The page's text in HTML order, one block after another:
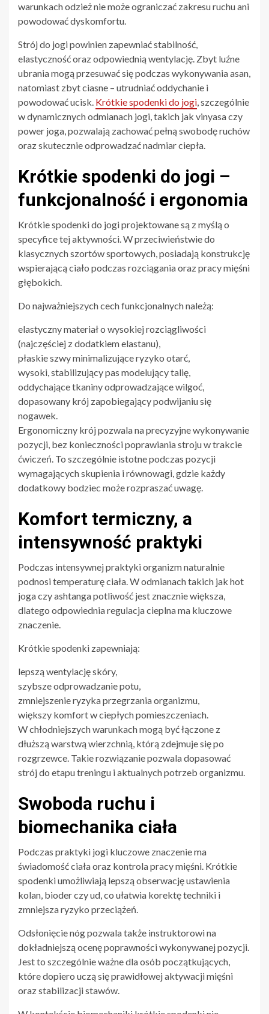
warunkach odzież nie może ograniczać zakresu ruchu ani
powodować dyskomfortu.
Strój do jogi powinien zapewniać stabilność,
elastyczność oraz odpowiednią wentylację. Zbyt luźne
ubrania mogą przesuwać się podczas wykonywania asan,
natomiast zbyt ciasne – utrudniać oddychanie i
powodować ucisk. Krótkie spodenki do jogi, szczególnie
w dynamicznych odmianach jogi, takich jak vinyasa czy
power joga, pozwalają zachować pełną swobodę ruchów
oraz skutecznie odprowadzać nadmiar ciepła.
Krótkie spodenki do jogi –
funkcjonalność i ergonomia
Krótkie spodenki do jogi projektowane są z myślą o
specyfice tej aktywności. W przeciwieństwie do
klasycznych szortów sportowych, posiadają konstrukcję
wspierającą ciało podczas rozciągania oraz pracy mięśni
głębokich.
Do najważniejszych cech funkcjonalnych należą:
elastyczny materiał o wysokiej rozciągliwości
(najczęściej z dodatkiem elastanu),
płaskie szwy minimalizujące ryzyko otarć,
wysoki, stabilizujący pas modelujący talię,
oddychające tkaniny odprowadzające wilgoć,
dopasowany krój zapobiegający podwijaniu się
nogawek.
Ergonomiczny krój pozwala na precyzyjne wykonywanie
pozycji, bez konieczności poprawiania stroju w trakcie
ćwiczeń. To szczególnie istotne podczas pozycji
wymagających skupienia i równowagi, gdzie każdy
dodatkowy bodziec może rozpraszać uwagę.
Komfort termiczny, a
intensywność praktyki
Podczas intensywnej praktyki organizm naturalnie
podnosi temperaturę ciała. W odmianach takich jak hot
joga czy ashtanga potliwość jest znacznie większa,
dlatego odpowiednia regulacja cieplna ma kluczowe
znaczenie.
Krótkie spodenki zapewniają:
lepszą wentylację skóry,
szybsze odprowadzanie potu,
zmniejszenie ryzyka przegrzania organizmu,
większy komfort w ciepłych pomieszczeniach.
W chłodniejszych warunkach mogą być łączone z
dłuższą warstwą wierzchnią, którą zdejmuje się po
rozgrzewce. Takie rozwiązanie pozwala dopasować
strój do etapu treningu i aktualnych potrzeb organizmu.
Swoboda ruchu i
biomechanika ciała
Podczas praktyki jogi kluczowe znaczenie ma
świadomość ciała oraz kontrola pracy mięśni. Krótkie
spodenki umożliwiają lepszą obserwację ustawienia
kolan, bioder czy ud, co ułatwia korektę techniki i
zmniejsza ryzyko przeciążeń.
Odsłonięcie nóg pozwala także instruktorowi na
dokładniejszą ocenę poprawności wykonywanej pozycji.
Jest to szczególnie ważne dla osób początkujących,
które dopiero uczą się prawidłowej aktywacji mięśni
oraz stabilizacji stawów.